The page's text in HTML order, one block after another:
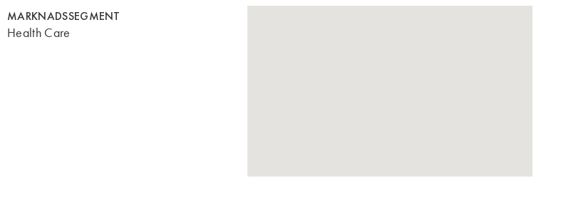
MARKNADSSEGMENT
Health Care